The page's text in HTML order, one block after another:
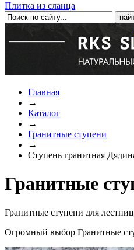
Плитка из сланца
Главная
→
Каталог
→
Гранитные ступени
→
Ступень гранитная
Гранитные
Гранитные ступени для
Огромный выбор Гранитные